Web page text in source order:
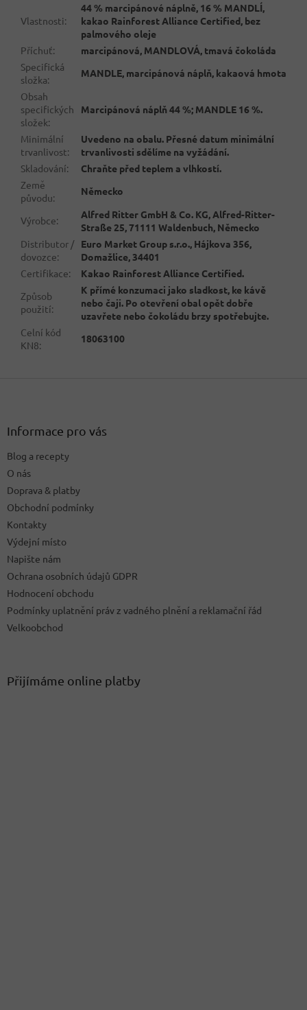
Vlastnosti:
44 % marcipánové náplně, 16 % MANDLÍ,
kakao Rainforest Alliance Certified, bez
palmového oleje
Příchuť:
marcipánová, MANDLOVÁ, tmavá čokoláda
Specifická
složka:
MANDLE, marcipánová náplň, kakaová hmota
Obsah
specifických
složek:
Marcipánová náplň 44 %; MANDLE 16 %.
Minimální
trvanlivost:
Uvedeno na obalu. Přesné datum minimální
trvanlivosti sdělíme na vyžádání.
Skladování:
Chraňte před teplem a vlhkostí.
Země
původu:
Německo
Výrobce:
Alfred Ritter GmbH & Co. KG, Alfred-Ritter-
Straße 25, 71111 Waldenbuch, Německo
Distributor /
dovozce:
Euro Market Group s.r.o., Hájkova 356,
Domažlice, 34401
Certifikace:
Kakao Rainforest Alliance Certified.
Způsob
použití:
K přímé konzumaci jako sladkost, ke kávě
nebo čaji. Po otevření obal opět dobře
uzavřete nebo čokoládu brzy spotřebujte.
Celní kód
KN8:
18063100
Informace pro vás
Blog a recepty
O nás
Doprava & platby
Obchodní podmínky
Kontakty
Výdejní místo
Napište nám
Ochrana osobních údajů GDPR
Hodnocení obchodu
Podmínky uplatnění práv z vadného plnění a reklamační řád
Velkoobchod
Přijímáme online platby